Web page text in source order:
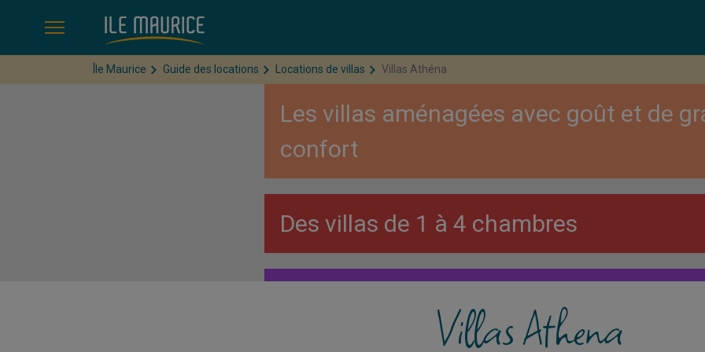
Île Maurice Guide des locations Locations de villas Villas Athéna
Les villas aménagées avec goût et de
confort
Des villas de 1 à 4 chambres
Villas Athena